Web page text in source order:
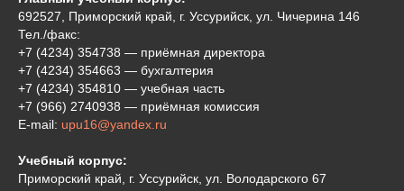
692527, Приморский край, г. Уссурийск, ул. Чичерина 146
Тел./факс:
+7 (4234) 354738 — приёмная директора
+7 (4234) 354663 — бухгалтерия
+7 (4234) 354810 — учебная часть
+7 (966) 2740938 — приёмная комиссия
E-mail: upu16@yandex.ru
Учебный корпус:
Приморский край, г. Уссурийск, ул. Володарского 67